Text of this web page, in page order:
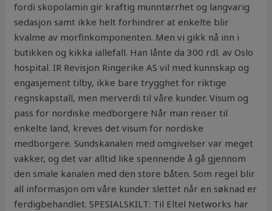
fordi skopolamin gir kraftig munntørrhet og langvarig
sedasjon samt ikke helt forhindrer at enkelte blir
kvalme av morfinkomponenten. Men vi gikk nå inn i
butikken og kikka iallefall. Han lånte da 300 rdl. av Oslo
hospital. IR Revisjon Ringerike AS vil med kunnskap og
engasjement tilby, ikke bare trygghet for riktige
regnskapstall, men merverdi til våre kunder. Visum og
pass for nordiske medborgere Når man reiser til
enkelte land, kreves det visum for nordiske
medborgere. Sundskanalen med omgivelser var meget
vakker, og det var alltid like spennende å gå gjennom
den smale kanalen med den store båten. Som regel blir
all informasjon om våre kunder slettet når en søknad er
ferdigbehandlet. SPESIALSKILT: Til Eltel Networks har